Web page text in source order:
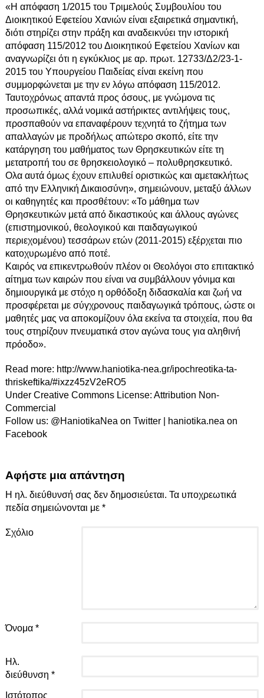
«Η απόφαση 1/2015 του Τριμελούς Συμβουλίου του
Διοικητικού Εφετείου Χανιών είναι εξαιρετικά σημαντική,
διότι στηρίζει στην πράξη και αναδεικνύει την ιστορική
απόφαση 115/2012 του Διοικητικού Εφετείου Χανίων και
αναγνωρίζει ότι η εγκύκλιος με αρ. πρωτ. 12733/Δ2/23-1-
2015 του Υπουργείου Παιδείας είναι εκείνη που
συμμορφώνεται με την εν λόγω απόφαση 115/2012.
Ταυτοχρόνως απαντά προς όσους, με γνώμονα τις
προσωπικές, αλλά νομικά αστήρικτες αντιλήψεις τους,
προσπαθούν να επαναφέρουν τεχνητά το ζήτημα των
απαλλαγών με προδήλως απώτερο σκοπό, είτε την
κατάργηση του μαθήματος των Θρησκευτικών είτε τη
μετατροπή του σε θρησκειολογικό – πολυθρησκευτικό.
Ολα αυτά όμως έχουν επιλυθεί οριστικώς και αμετακλήτως
από την Ελληνική Δικαιοσύνη», σημειώνουν, μεταξύ άλλων
οι καθηγητές και προσθέτουν: «Το μάθημα των
Θρησκευτικών μετά από δικαστικούς και άλλους αγώνες
(επιστημονικού, θεολογικού και παιδαγωγικού
περιεχομένου) τεσσάρων ετών (2011-2015) εξέρχεται πιο
κατοχυρωμένο από ποτέ.
Καιρός να επικεντρωθούν πλέον οι Θεολόγοι στο επιτακτικό
αίτημα των καιρών που είναι να συμβάλλουν γόνιμα και
δημιουργικά με στόχο η ορθόδοξη διδασκαλία και ζωή να
προσφέρεται με σύγχρονους παιδαγωγικά τρόπους, ώστε οι
μαθητές μας να αποκομίζουν όλα εκείνα τα στοιχεία, που θα
τους στηρίζουν πνευματικά στον αγώνα τους για αληθινή
πρόοδο».
Read more: http://www.haniotika-nea.gr/ipochreotika-ta-
thriskeftika/#ixzz45zV2eRO5
Under Creative Commons License: Attribution Non-
Commercial
Follow us: @HaniotikaNea on Twitter|
haniotika.nea on
Facebook
Αφήστε μια απάντηση
Η ηλ. διεύθυνσή σας δεν δημοσιεύεται. Τα υποχρεωτικά
πεδία σημειώνονται με *
Σχόλιο
Όνομα *
Ηλ.
διεύθυνση *
Ιστότοπος